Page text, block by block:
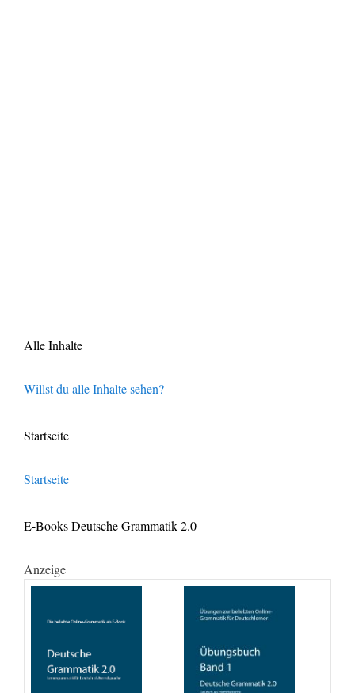
Alle Inhalte
Willst du alle Inhalte sehen?
Startseite
Startseite
E-Books Deutsche Grammatik 2.0
Anzeige